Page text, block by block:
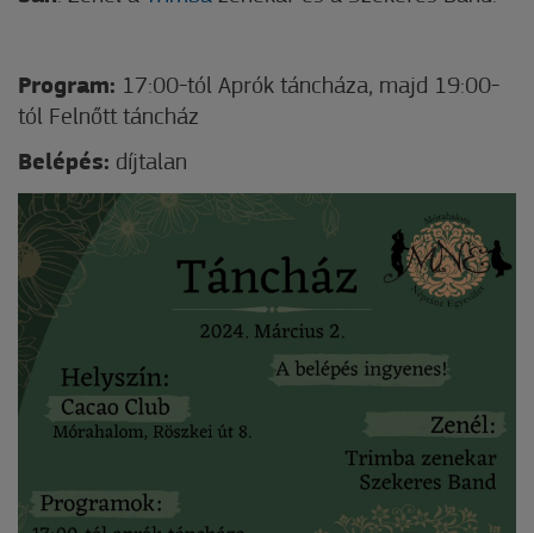
Program: 17:00-tól Aprók táncháza, majd 19:00-
tól Felnőtt táncház
Belépés: díjtalan